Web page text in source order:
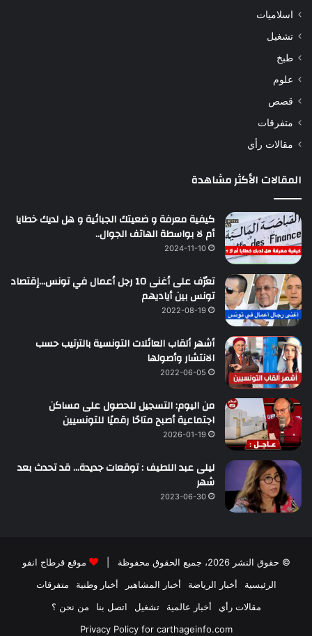
اسلاميات
تشغيل
طبخ
علوم
قصص
متفرقات
مقالات رأي
المقالات الأكثر مشاهدة
كيفية معرفة و ضعيتك الجبائية و هل لديك خطايا
أم لا بواسطة الهاتف الجوال..
2024-11-10
تعرّف على أغنى 10 رجل أعمال في تونس…إقتصاد
تونس بين أياديهم
2022-08-19
أشهر ألقاب العائلات التونسية بالترتيب حسب
الانتشار وأصولها
2022-06-05
من اليوم: التسجيل للحصول على مساكن
اجتماعية أصبح متاحًا رقميًا للتونسيين
2026-01-19
ليلى عبد اللطيف : توقعات جديدة… قد تحدث بعد
شهر
2023-06-30
© حقوق النشر 2026، جميع الحقوق محفوظة |
موقع قرطاج انفو
الرئيسية
أخبار الرياضة أخبار المشاهير أخبار وطنية
متفرقات
مقالات رأي
أخبار عالمية تشغيل اتصل بنا
من نحن ؟
Privacy Policy for carthageinfo.com